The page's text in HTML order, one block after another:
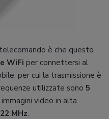
è che questo
WiFi per connettersi al
per cui la trasmissione è
utilizzate sono 5
video in alta
MHz.